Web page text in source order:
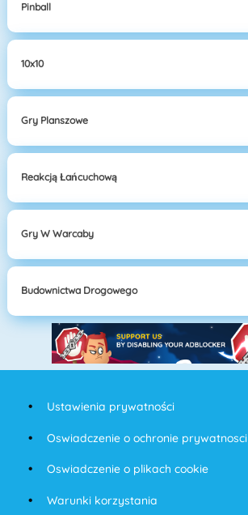
Pinball
10x10
Gry Planszowe
Reakcją Łańcuchową
Gry W Warcaby
Budownictwa Drogowego
Ustawienia prywatności
Oswiadczenie o ochronie prywatnosci
Oswiadczenie o plikach cookie
Warunki korzystania